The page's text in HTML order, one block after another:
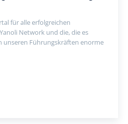
für alle erfolgreichen
Network und die, die es
unseren Führungskräften enorme